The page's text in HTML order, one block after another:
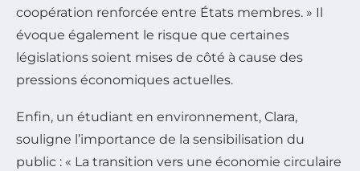
coopération renforcée entre États membres. » Il
évoque également le risque que certaines
législations soient mises de côté à cause des
pressions économiques actuelles.
Enfin, un étudiant en environnement, Clara,
souligne l’importance de la sensibilisation du
public : « La transition vers une économie circulaire